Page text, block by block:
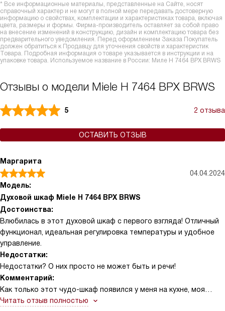
* Все информационные материалы, представленные на Сайте, носят
справочный характер и не могут в полной мере передавать достоверную
информацию о свойствах, комплектации и характеристиках товара, включая
цвета, размеры и формы. Фирма-производитель оставляет за собой право
на внесение изменений в конструкцию, дизайн и комплектацию товара без
предварительного уведомления. Перед оформлением Заказа Покупатель
должен обратиться к Продавцу для уточнения свойств и характеристик
Товара. Подробная информация о товаре указывается в инструкции и на
упаковке товара. Используемое название в России: Миле H 7464 BPX BRWS
Отзывы о модели Miele H 7464 BPX BRWS
5 2 отзыва
ОСТАВИТЬ ОТЗЫВ
Маргарита
04.04.2024
Модель:
Духовой шкаф Miele H 7464 BPX BRWS
Достоинства:
Влюбилась в этот духовой шкаф с первого взгляда! Отличный
функционал, идеальная регулировка температуры и удобное
управление.
Недостатки:
Недостатки? О них просто не может быть и речи!
Комментарий:
Как только этот чудо-шкаф появился у меня на кухне, моя
жизнь изменилась. Я всегда мечтала о том, чтобы готовка
Читать отзыв полностью